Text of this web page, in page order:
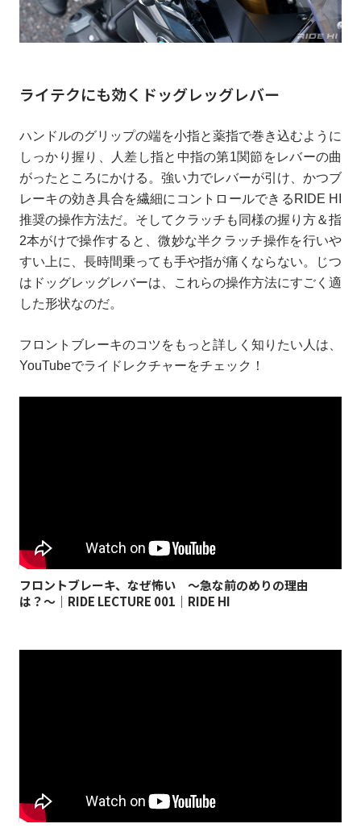
ライテクにも効くドッグレッグレバー
ハンドルのグリップの端を小指と薬指で巻き込むように
しっかり握り、人差し指と中指の第1関節をレバーの曲
がったところにかける。強い力でレバーが引け、かつブ
レーキの効き具合を繊細にコントロールできるRIDE HI
推奨の操作方法だ。そしてクラッチも同様の握り方＆指
2本がけで操作すると、微妙な半クラッチ操作を行いや
すい上に、長時間乗っても手や指が痛くならない。じつ
はドッグレッグレバーは、これらの操作方法にすごく適
した形状なのだ。
フロントブレーキのコツをもっと詳しく知りたい人は、
YouTubeでライドレクチャーをチェック！
フロントブレーキ、なぜ怖い 〜急な前のめりの理由
は？〜｜RIDE LECTURE 001｜RIDE HI